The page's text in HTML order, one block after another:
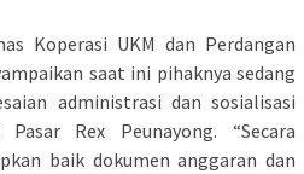
Koperasi UKM dan Perdangan
saat ini pihaknya sedang
administrasi dan sosialisasi
Rex Peunayong. “Secara
baik dokumen anggaran dan